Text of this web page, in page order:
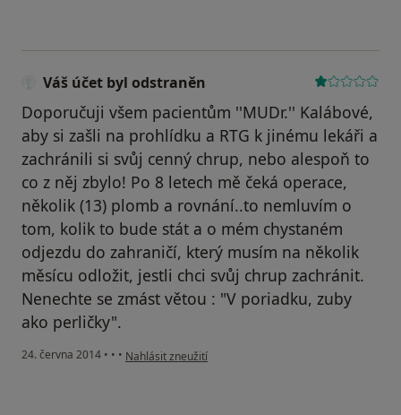
Váš účet byl odstraněn
Doporučuji všem pacientům ''MUDr.'' Kalábové,
aby si zašli na prohlídku a RTG k jinému lekáři a
zachránili si svůj cenný chrup, nebo alespoň to
co z něj zbylo! Po 8 letech mě čeká operace,
několik (13) plomb a rovnání..to nemluvím o
tom, kolik to bude stát a o mém chystaném
odjezdu do zahraničí, který musím na několik
měsícu odložit, jestli chci svůj chrup zachránit.
Nenechte se zmást větou : "V poriadku, zuby
ako perličky".
24. června 2014 • • • podle názoru uživatele Váš účet byl odstraněn
Nahlásit zneužití